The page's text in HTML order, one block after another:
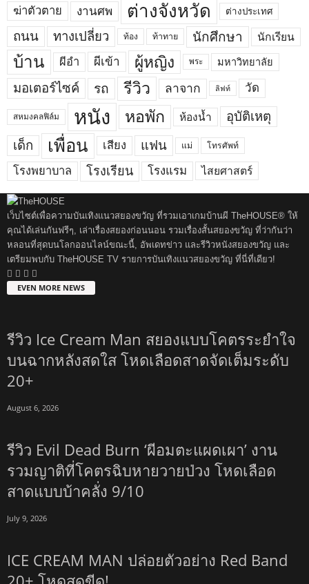
ฆ่าตัวตาย
งานศพ ต่างจังหวัด ต่างประเทศ
ถนน ทางเปลี่ยว ท้อง ท้าทาย นักศึกษา นักเรียน
บ้าน ผีอำ ผีเข้า ผู้หญิง พระ มหาวิทยาลัย
มอเตอร์ไซค์ รถ รีวิว ลาจาก ลิฟท์ วัด
สหมงคลฟิล์ม หนัง หอพัก ห้องน้ำ
อุบัติเหตุ
เด็ก
เพื่อน เสียง แฟน แม่ โทรศัพท์
โรงพยาบาล โรงเรียน โรงแรม ไสยศาสตร์
เว็บไซต์เพื่อความบันเทิงแนวสยองขวัญ ที่รวมเอาเกมบ้านผี TheHOUSE® ให้
คุณได้เล่นกันฟรีๆ, เล่าเรื่องสยองก่อนนอน รวมเรื่องสั้นสยองขวัญ ที่ว่ากันว่า
หลอนที่สุดบนโลกออนไลน์ขณะนี้, อัพเดทข่าว และรีวิวหนังสยองขวัญ และ
เตรียมพบกับ TheHOUSE TV รายการบันเทิงแนวสยองขวัญ ที่นี่ที่เดียว!
EVEN MORE NEWS
รีวิว Ice Cream Man สยองแบบโคตรระยำใจ
บนฉากหลังสดใส โหดเลือดสาดจัดเต็มระดับ
20+
August 6, 2026
รีวิว Evil Dead Burn ‘ผีอมตะแผดเผา’ งาน
รวมญาติที่โคตรฉิบหายวายป่วง โหดเลือด
สาดแบบบ้าคลั่ง 9/10
July 9, 2026
ICE CREAM MAN ปล่อยตัวอย่าง Red Band